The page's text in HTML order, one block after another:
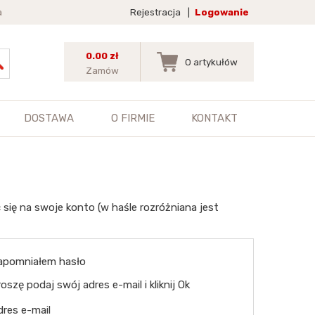
Rejestracja Logowanie
0.00 zł
Zamów
0 artykułów
DOSTAWA O FIRMIE KONTAKT
na swoje konto (w haśle rozróżniana jest
hasło
podaj swój adres e-mail i kliknij Ok
e-mail